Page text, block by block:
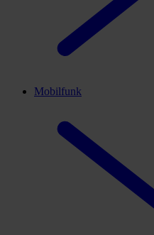
Mobilfunk